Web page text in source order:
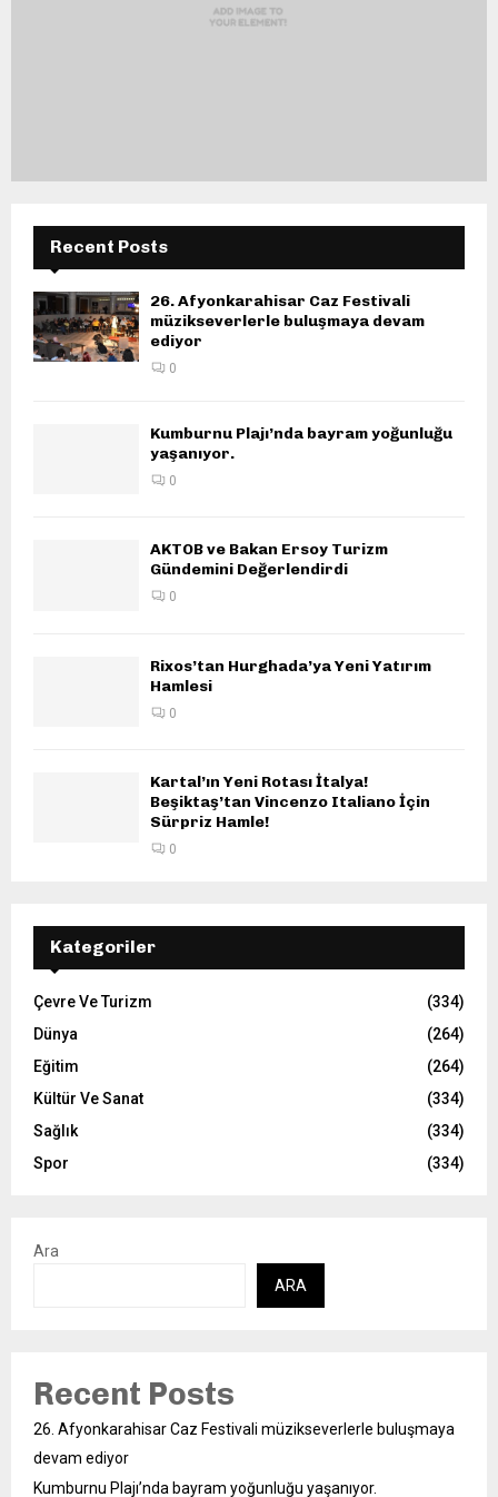
Recent Posts
26. Afyonkarahisar Caz Festivali
müzikseverlerle buluşmaya devam
ediyor
0
Kumburnu Plajı’nda bayram yoğunluğu
yaşanıyor.
0
AKTOB ve Bakan Ersoy Turizm
Gündemini Değerlendirdi
0
Rixos’tan Hurghada’ya Yeni Yatırım
Hamlesi
0
Kartal’ın Yeni Rotası İtalya!
Beşiktaş’tan Vincenzo Italiano İçin
Sürpriz Hamle!
0
Kategoriler
Çevre Ve Turizm
(334)
Dünya
(264)
Eğitim
(264)
Kültür Ve Sanat
(334)
Sağlık
(334)
Spor
(334)
Ara
ARA
Recent Posts
26. Afyonkarahisar Caz Festivali müzikseverlerle buluşmaya
devam ediyor
Kumburnu Plajı’nda bayram yoğunluğu yaşanıyor.